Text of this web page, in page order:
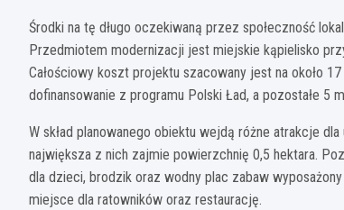
Środki na tę długo oczekiwaną przez społeczność
Przedmiotem modernizacji jest miejskie kąpielisko
Całościowy koszt projektu szacowany jest na około
dofinansowanie z programu Polski Ład, a pozostałe 5
W skład planowanego obiektu wejdą różne atrakcje
największa z nich zajmie powierzchnię 0,5 hektara.
dla dzieci, brodzik oraz wodny plac zabaw
miejsce dla ratowników oraz restaurację.